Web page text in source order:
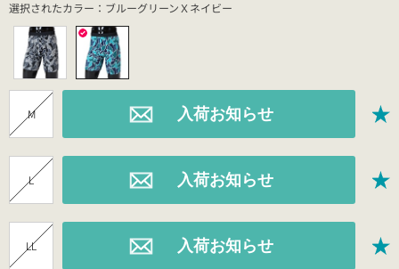
選択されたカラー：ブルーグリーンＸネイビー
M
L
LL